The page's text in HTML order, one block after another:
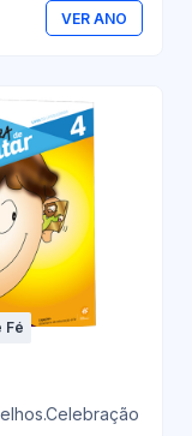
VER ANO
Fé